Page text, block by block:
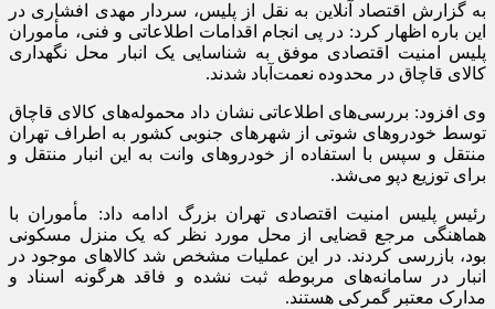
به گزارش اقتصاد آنلاین به نقل از پلیس، سردار مهدی افشاری در
این باره اظهار کرد: در پی انجام اقدامات اطلاعاتی و فنی، مأموران
پلیس امنیت اقتصادی موفق به شناسایی یک انبار محل نگهداری
کالای قاچاق در محدوده نعمت‌آباد شدند.
وی افزود: بررسی‌های اطلاعاتی نشان داد محموله‌های کالای قاچاق
توسط خودروهای شوتی از شهرهای جنوبی کشور به اطراف تهران
منتقل و سپس با استفاده از خودروهای وانت به این انبار منتقل و
برای توزیع دپو می‌شد.
رئیس پلیس امنیت اقتصادی تهران بزرگ ادامه داد: مأموران با
هماهنگی مرجع قضایی از محل مورد نظر که یک منزل مسکونی
بود، بازرسی کردند. در این عملیات مشخص شد کالاهای موجود در
انبار در سامانه‌های مربوطه ثبت نشده و فاقد هرگونه اسناد و
مدارک معتبر گمرکی هستند.